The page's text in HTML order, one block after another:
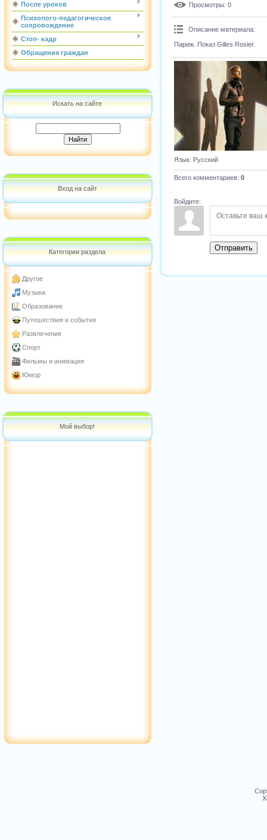
После уроков
Психолого-педагогическое
сопровождение
Стоп- кадр
Обращения граждан
Искать на сайте
Вход на сайт
Категории раздела
Другое
Музыка
Образование
Путешествия и события
Развлечения
Спорт
Фильмы и анимация
Юмор
Мой выбор!
Просмотры: 0
Описание материала:
Париж. Показ Gilles Rosier.
Язык: Русский
Всего комментариев: 0
Войдите:
Отправить